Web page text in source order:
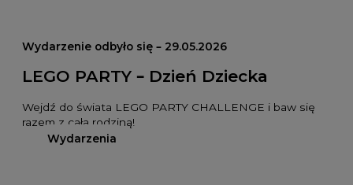
Wydarzenie odbyło się – 29.05.2026
LEGO PARTY – Dzień Dziecka
Wejdź do świata LEGO PARTY CHALLENGE i baw się
razem z całą rodziną!
Wydarzenia